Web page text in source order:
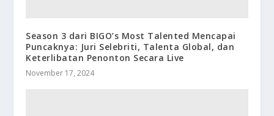
Season 3 dari BIGO’s Most Talented Mencapai
Puncaknya: Juri Selebriti, Talenta Global, dan
Keterlibatan Penonton Secara Live
November 17, 2024